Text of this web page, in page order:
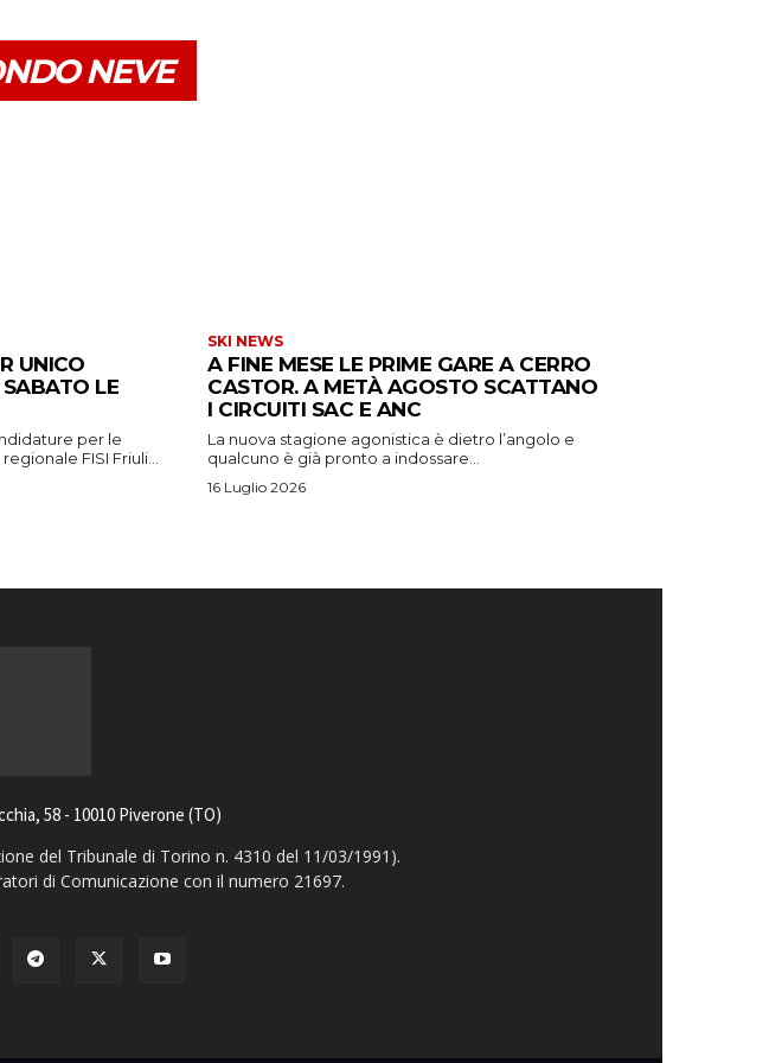
NEVE
UNICO
LE
per le
FISI Friuli...
SKI NEWS
A FINE MESE LE PRIME GARE A CERRO
CASTOR. A METÀ AGOSTO SCATTANO
I CIRCUITI SAC E ANC
La nuova stagione agonistica è dietro l’angolo e
qualcuno è già pronto a indossare...
16 Luglio 2026
58 - 10010 Piverone (TO)
del Tribunale di Torino n. 4310 del 11/03/1991).
di Comunicazione con il numero 21697.